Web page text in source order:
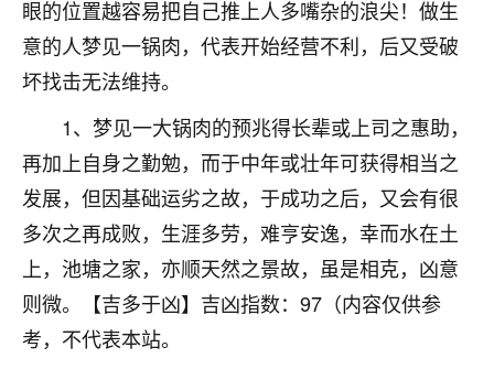
眼的位置越容易把自己推上人多嘴杂的浪尖！做生
意的人梦见一锅肉，代表开始经营不利，后又受破
坏找击无法维持。
1、梦见一大锅肉的预兆得长辈或上司之惠助，
再加上自身之勤勉，而于中年或壮年可获得相当之
发展，但因基础运劣之故，于成功之后，又会有很
多次之再成败，生涯多劳，难亨安逸，幸而水在土
上，池塘之家，亦顺天然之景故，虽是相克，凶意
则微。【吉多于凶】吉凶指数：97（内容仅供参
考，不代表本站。
付深
我是公司人事调整，有升迁机会，但同时竞争的我们
三个，找老师的时候是抱着侥幸心理，没想到老师看
太岁还有一个发钱粮，本来年前的人事调整，拖到年
后，我以为都没戏了，结果开年一上班，开会提拔升
职第一个就是我，职务无所谓，主要是底薪加了
3000，非常开心，无论如何，感恩感谢！🙏🏻
鹿森 ：恭喜升职加薪！！，请客吗？�
12小时前 来自北京 32
心心相印